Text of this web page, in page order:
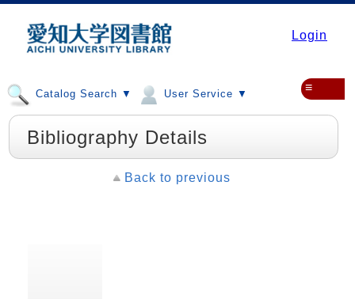
Login
Catalog Search ▼ User Service ▼ ≡
Bibliography Details
Back to previous